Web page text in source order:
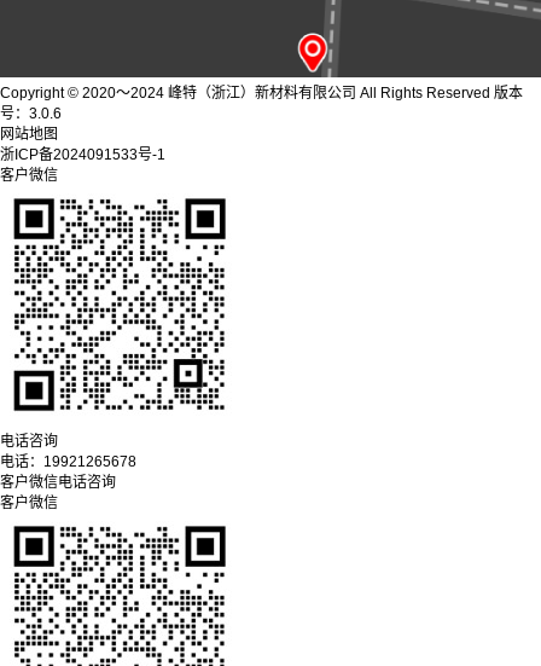
Copyright © 2020～2024 峰特（浙江）新材料有限公司 All Rights Reserved 版本
号：3.0.6
网站地图
浙ICP备2024091533号-1
客户微信
电话咨询
电话： 19921265678
客户微信电话咨询
客户微信